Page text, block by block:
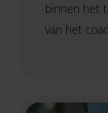
binnen het
van het